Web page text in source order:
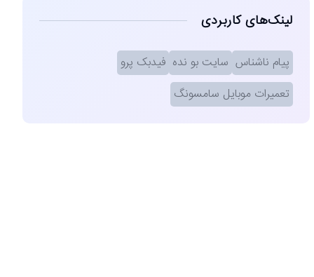
لینک‌های کاربردی
پیام ناشناس سایت بو نده فیدبک پرو
تعمیرات موبایل سامسونگ